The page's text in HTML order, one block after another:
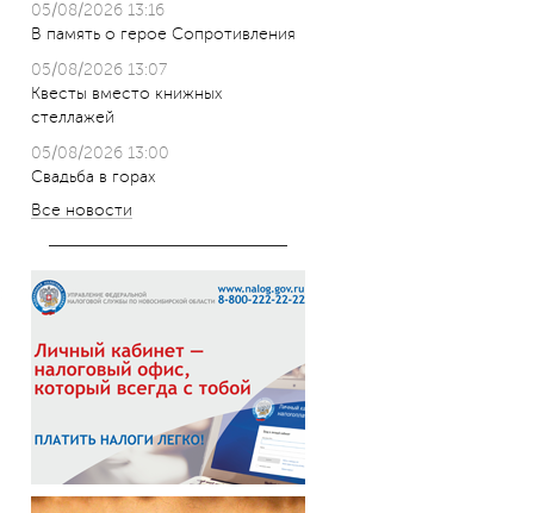
05/08/2026 13:16
В память о герое Сопротивления
05/08/2026 13:07
Квесты вместо книжных
стеллажей
05/08/2026 13:00
Свадьба в горах
Все новости